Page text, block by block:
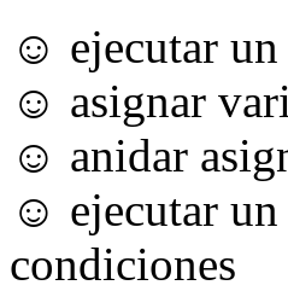
☺ ejecutar un
☺ asignar
☺ anidar
☺ ejecutar un
condiciones